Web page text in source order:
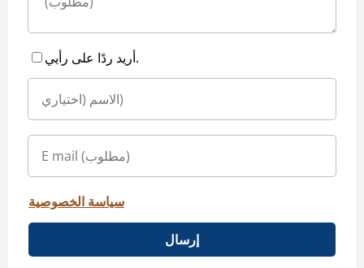
أريد ردًا على رأيي.
سياسة الخصوصية
إرسال